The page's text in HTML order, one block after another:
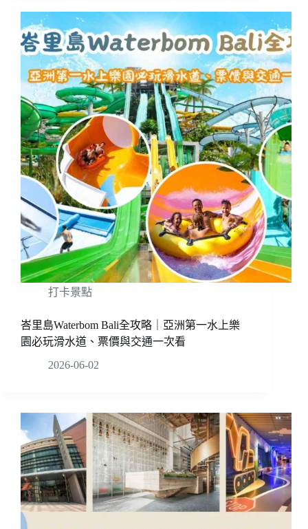
打卡景點
峇里島Waterbom Bali全攻略｜亞洲第一水上樂
園必玩滑水道、票價與交通一次看
2026-06-02